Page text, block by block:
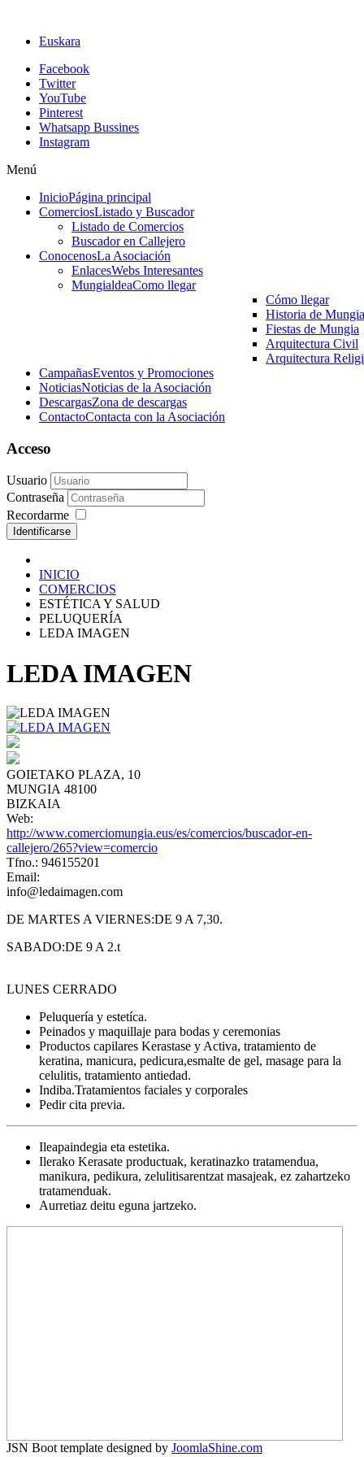
Euskara
Facebook
Twitter
YouTube
Pinterest
Whatsapp Bussines
Instagram
Menú
InicioPágina principal
ComerciosListado y Buscador
Listado de Comercios
Buscador en Callejero
ConocenosLa Asociación
EnlacesWebs Interesantes
MungialdeaComo llegar
Cómo llegar
Historia de Mungia
Fiestas de Mungia
Arquitectura Civil
Arquitectura
CampañasEventos y Promociones
NoticiasNoticias de la Asociación
DescargasZona de descargas
ContactoContacta con la Asociación
Acceso
Usuario
Contraseña
Recordarme
Identificarse
INICIO
COMERCIOS
ESTÉTICA Y SALUD
PELUQUERÍA
LEDA IMAGEN
LEDA IMAGEN
GOIETAKO PLAZA, 10
MUNGIA 48100
BIZKAIA
Web:
http://www.comerciomungia.eus/es/comercios/buscador-en-
callejero/265?view=comercio
Tfno.: 946155201
Email:
info@ledaimagen.com
DE MARTES A VIERNES:DE 9 A 7,30.
SABADO:DE 9 A 2.t
LUNES CERRADO
Peluquería y estetíca.
Peinados y maquillaje para bodas y ceremonias
Productos capilares Kerastase y Activa, tratamiento de
keratina, manicura, pedicura,esmalte de gel, masage para la
celulitis, tratamiento antiedad.
Indiba.Tratamientos faciales y corporales
Pedir cita previa.
Ileapaindegia eta estetika.
Ilerako Kerasate productuak, keratinazko tratamendua,
manikura, pedikura, zelulitisarentzat masajeak, ez zahartzeko
tratamenduak.
Aurretiaz deitu eguna jartzeko.
JSN Boot template designed by JoomlaShine.com